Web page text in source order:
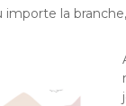
la branche,